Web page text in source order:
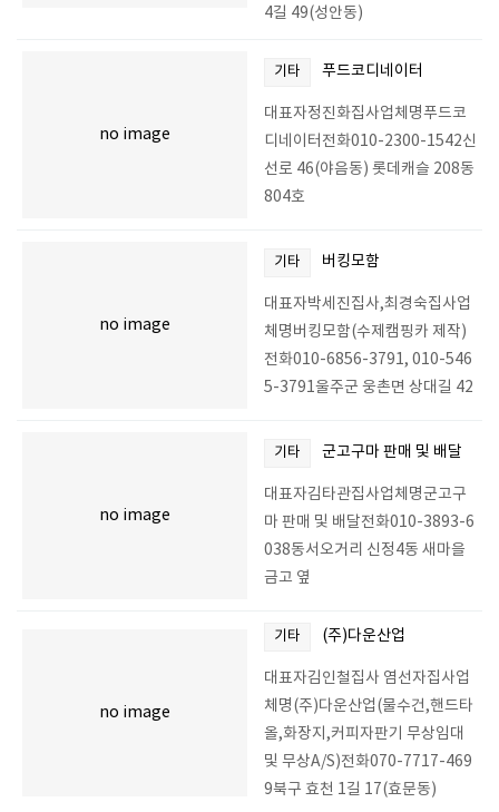
4길 49(성안동)
no image
기타 푸드코디네이터
대표자정진화집사업체명푸드코
디네이터전화010-2300-1542신
선로 46(야음동) 롯데캐슬 208동
804호
no image
기타 버킹모함
대표자박세진집사,최경숙집사업
체명버킹모함(수제캠핑카 제작)
전화010-6856-3791, 010-546
5-3791울주군 웅촌면 상대길 42
no image
기타 군고구마 판매 및 배달
대표자김타관집사업체명군고구
마 판매 및 배달전화010-3893-6
038동서오거리 신정4동 새마을
금고 옆
no image
기타 (주)다운산업
대표자김인철집사 염선자집사업
체명(주)다운산업(물수건,핸드타
올,화장지,커피자판기 무상임대
및 무상A/S)전화070-7717-469
9북구 효천 1길 17(효문동)